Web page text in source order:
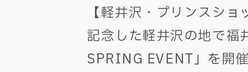
【軽井沢・プリンスシ
記念した軽井沢の地で
SPRING EVENT」を開